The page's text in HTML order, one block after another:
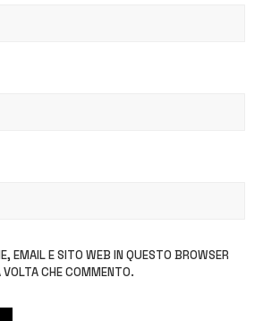
EMAIL E SITO WEB IN QUESTO BROWSER
CHE COMMENTO.